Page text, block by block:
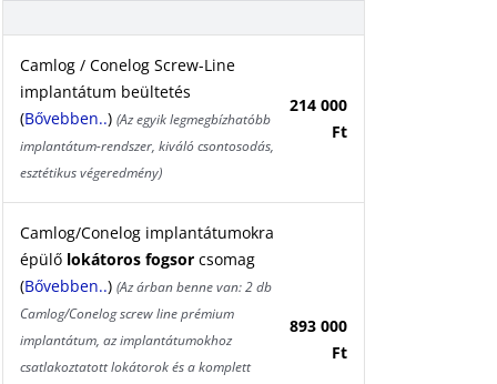
Camlog / Conelog Screw-Line
implantátum beültetés
(Bővebben..)(Az egyik legmegbízhatóbb
implantátum-rendszer, kiváló csontosodás,
esztétikus végeredmény)
214 000
Ft
Camlog/Conelog implantátumokra
épülő lokátoros fogsor csomag
(Bővebben..)(Az árban benne van: 2 db
Camlog/Conelog screw line prémium
implantátum, az implantátumokhoz
csatlakoztatott lokátorok és a komplett
893 000
Ft